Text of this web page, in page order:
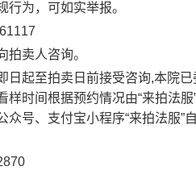
行为，可如实举报。
17
拍卖人咨询。
日起至拍卖日前接受咨询,本院已
样时间根据预约情况由“来拍法服
众号、支付宝小程序“来拍法服”